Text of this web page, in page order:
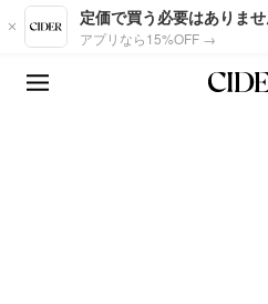
Skip to main content
定価で買う必要はありませ
アプリなら15%OFF →